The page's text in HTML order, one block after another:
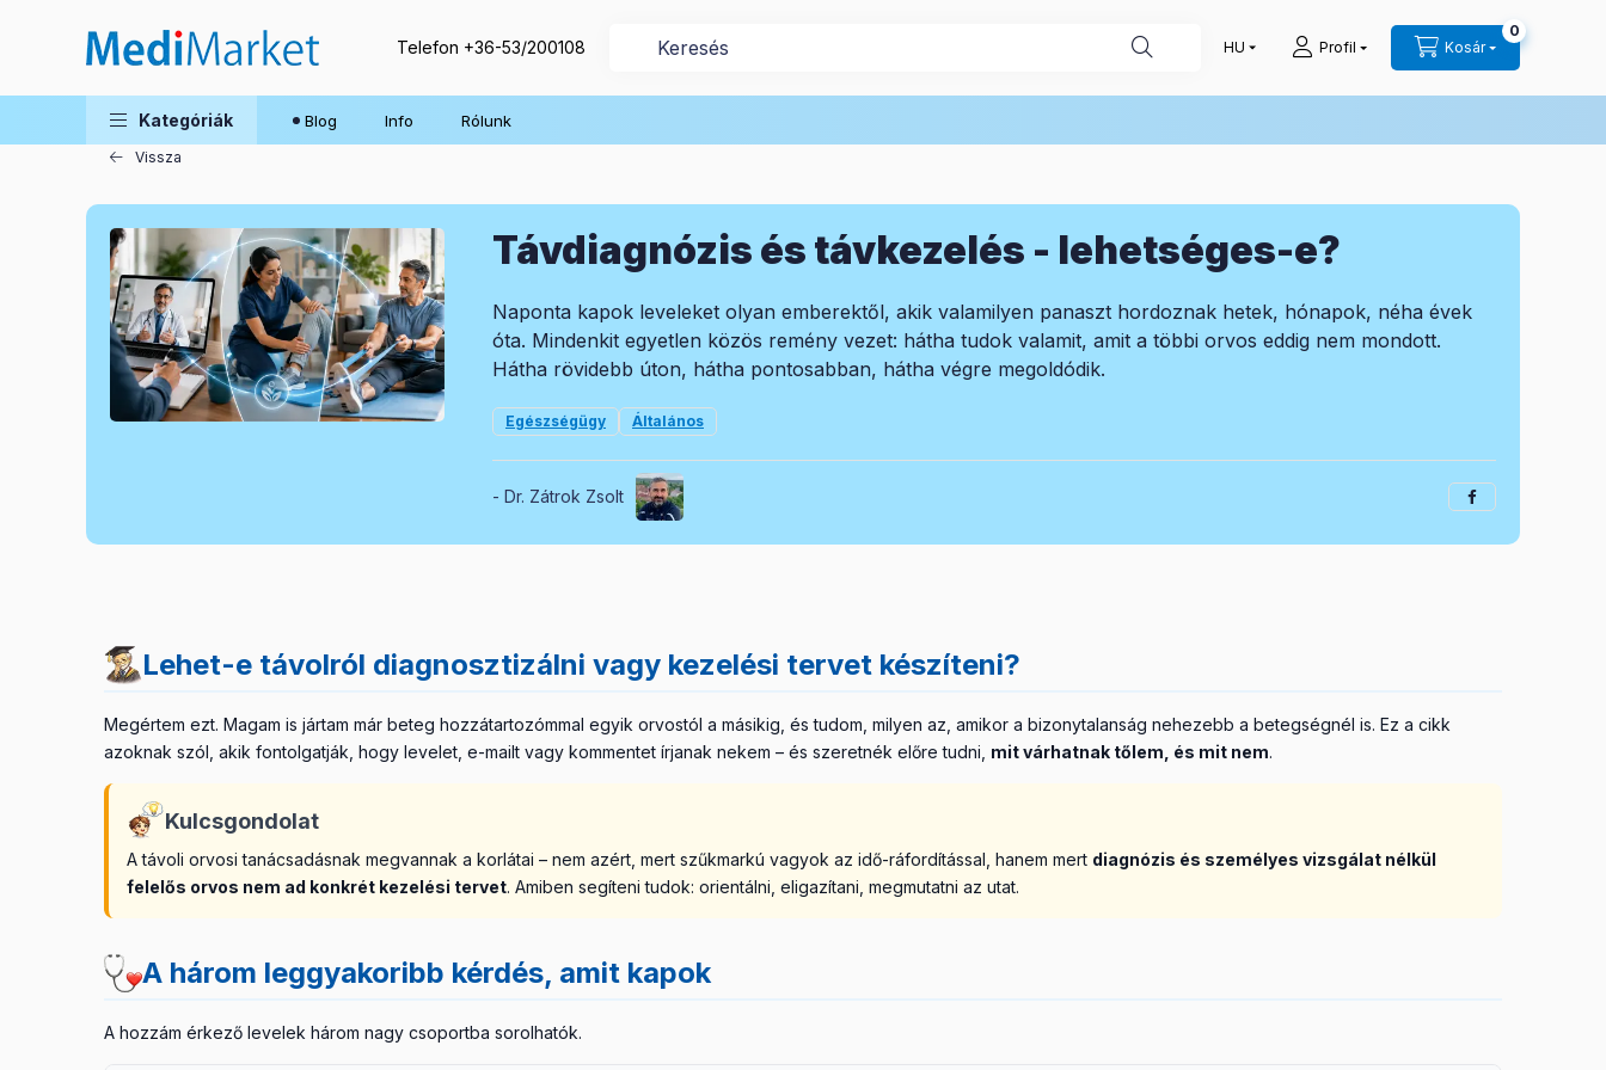
Telefon +36-53/200108 Profil Kosár
0
Kategóriák Blog Info Rólunk
Vissza
Távdiagnózis és távkezelés - lehetséges-e?
Naponta kapok leveleket olyan emberektől, akik valamilyen panaszt hordoznak hetek, hónapok, néha évek
óta. Mindenkit egyetlen közös remény vezet: hátha tudok valamit, amit a többi orvos eddig nem mondott.
Hátha rövidebb úton, hátha pontosabban, hátha végre megoldódik.
Egészségügy Általános
Dr. Zátrok Zsolt
Lehet-e távolról diagnosztizálni vagy kezelési tervet készíteni?
Megértem ezt. Magam is jártam már beteg hozzátartozómmal egyik orvostól a másikig, és tudom, milyen az, amikor a bizonytalanság nehezebb a betegségnél is. Ez a cikk
azoknak szól, akik fontolgatják, hogy levelet, e-mailt vagy kommentet írjanak nekem – és szeretnék előre tudni, mit várhatnak tőlem, és mit nem.
Kulcsgondolat
A távoli orvosi tanácsadásnak megvannak a korlátai – nem azért, mert szűkmarkú vagyok az idő-ráfordítással, hanem mert diagnózis és személyes vizsgálat nélkül
felelős orvos nem ad konkrét kezelési tervet. Amiben segíteni tudok: orientálni, eligazítani, megmutatni az utat.
A három leggyakoribb kérdés, amit kapok
A hozzám érkező levelek három nagy csoportba sorolhatók.